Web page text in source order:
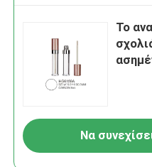
Το
Να